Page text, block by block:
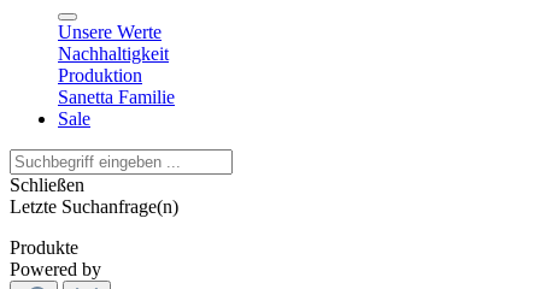
Unsere Werte
Nachhaltigkeit
Produktion
Sanetta Familie
Sale
Schließen
Letzte Suchanfrage(n)
Produkte
Powered by